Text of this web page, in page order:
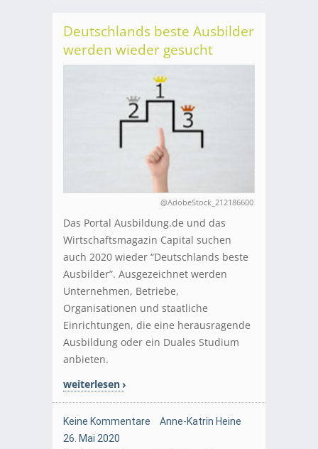
Deutschlands beste Ausbilder
werden wieder gesucht
@AdobeStock_212186600
Das Portal Ausbildung.de und das
Wirtschaftsmagazin Capital suchen
auch 2020 wieder “Deutschlands beste
Ausbilder”. Ausgezeichnet werden
Unternehmen, Betriebe,
Organisationen und staatliche
Einrichtungen, die eine herausragende
Ausbildung oder ein Duales Studium
anbieten.
weiterlesen
Keine Kommentare
Anne-Katrin Heine
26. Mai 2020